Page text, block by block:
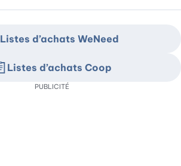
Listes d’achats WeNeed
Listes d’achats Coop
PUBLICITÉ